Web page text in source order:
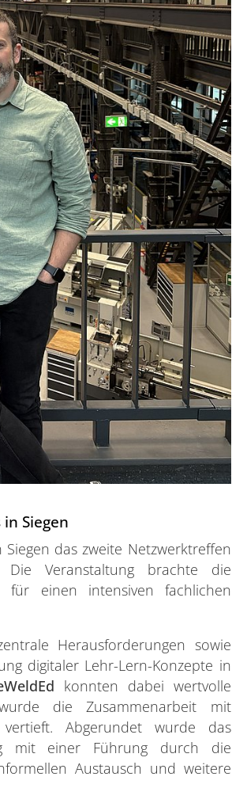
Siegen
das zweite Netzwerktreffen
Die Veranstaltung brachte die
für einen intensiven fachlichen
Herausforderungen sowie
digitaler Lehr-Lern-Konzepte in
konnten dabei wertvolle
die Zusammenarbeit mit
Abgerundet wurde das
mit einer Führung durch die
Austausch und weitere